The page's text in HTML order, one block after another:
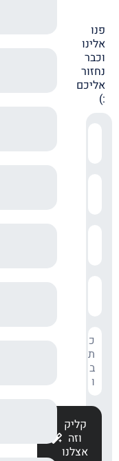
פנו
אלינו
וכבר
נחזור
אליכם
:)
קליק
וזה
אצלנו